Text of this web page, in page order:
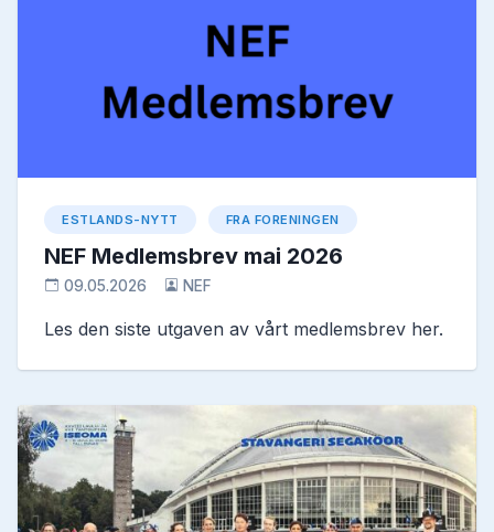
ESTLANDS-NYTT FRA FORENINGEN
NEF Medlemsbrev mai 2026
09.05.2026 NEF
Les den siste utgaven av vårt medlemsbrev her.